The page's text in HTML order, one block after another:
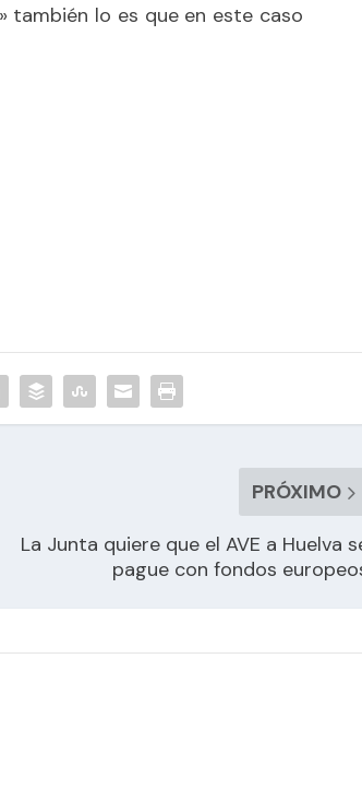
también lo es que en este caso
PRÓXIMO
La Junta quiere que el AVE a Huelva
pague con fondos